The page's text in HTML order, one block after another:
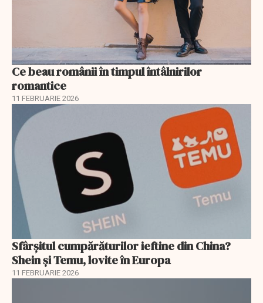
Ce beau românii în timpul întâlnirilor
romantice
11 FEBRUARIE 2026
Sfârșitul cumpărăturilor ieftine din China?
Shein și Temu, lovite în Europa
11 FEBRUARIE 2026